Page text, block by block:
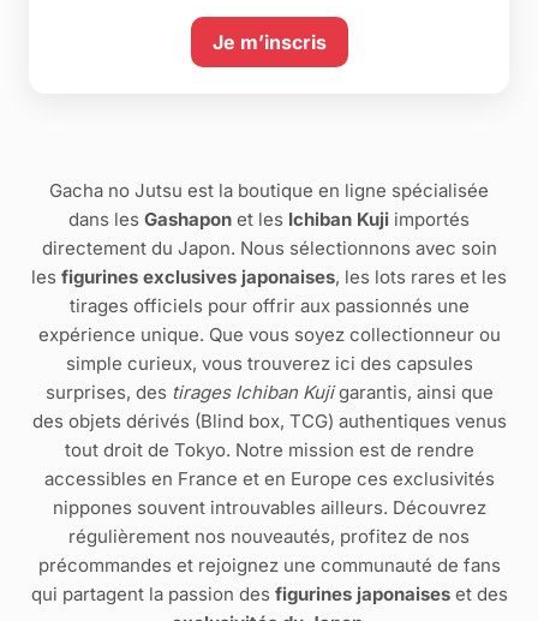
Je m’inscris
Gacha no Jutsu est la boutique en ligne spécialisée
dans les Gashapon et les Ichiban Kuji importés
directement du Japon. Nous sélectionnons avec soin
les figurines exclusives japonaises, les lots rares et les
tirages officiels pour offrir aux passionnés une
expérience unique. Que vous soyez collectionneur ou
simple curieux, vous trouverez ici des capsules
surprises, des tirages Ichiban Kujigarantis, ainsi que
des objets dérivés (Blind box, TCG) authentiques venus
tout droit de Tokyo. Notre mission est de rendre
accessibles en France et en Europe ces exclusivités
nippones souvent introuvables ailleurs. Découvrez
régulièrement nos nouveautés, profitez de nos
précommandes et rejoignez une communauté de fans
qui partagent la passion des figurines japonaiseset des